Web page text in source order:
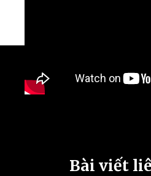
Bài viết